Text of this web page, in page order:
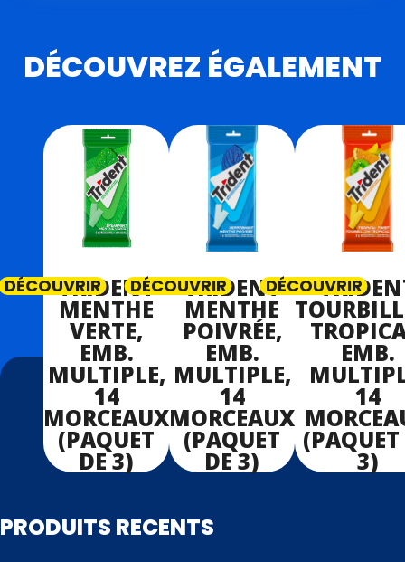
DÉCOUVREZ ÉGALEMENT
TRIDENT
MENTHE
VERTE,
EMB.
MULTIPLE,
14
MORCEAUX
(PAQUET
DE 3)
DÉCOUVRIR TRIDENT
MENTHE
POIVRÉE,
EMB.
MULTIPLE,
14
MORCEAUX
(PAQUET
DE 3)
DÉCOUVRIR
EMB.
14
(PAQUET
3)
DÉCOUVRIR
PRODUITS RECENTS